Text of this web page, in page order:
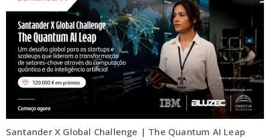
Santander X Global Challenge | The Quantum AI Leap